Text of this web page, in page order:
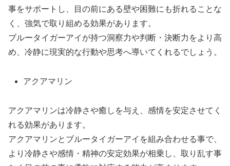
事をサポートし、目の前にある壁や困難にも折れることな
く、強気で取り組める効果があります。
ブルータイガーアイが持つ洞察力や判断・決断力をより高
め、冷静に現実的な行動や思考へ導いてくれるでしょう。
アクアマリン
アクアマリンは冷静さや癒しを与え、感情を安定させてく
れる効果があります。
アクアマリンとブルータイガーアイを組み合わせる事で、
より冷静さや感情・精神の安定効果が相乗し、取り乱す事